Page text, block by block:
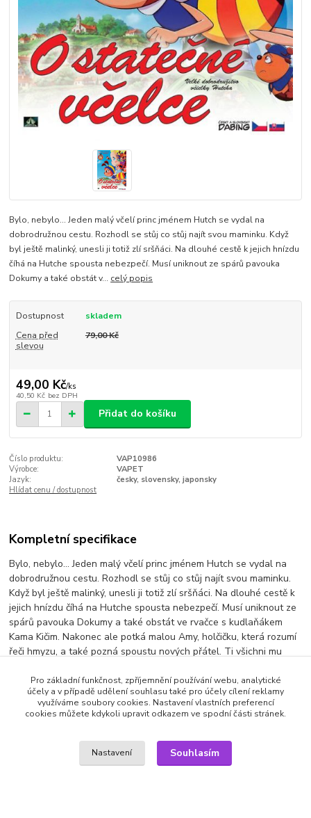
Bylo, nebylo... Jeden malý včelí princ jménem Hutch se vydal na
dobrodružnou cestu. Rozhodl se stůj co stůj najít svou maminku. Když
byl ještě malinký, unesli ji totiž zlí sršňáci. Na dlouhé cestě k jejich hnízdu
číhá na Hutche spousta nebezpečí. Musí uniknout ze spárů pavouka
Dokumy a také obstát v... celý popis
Dostupnost
skladem
Cena před
slevou
79,00 Kč
49,00 Kč/ks
40,50 Kč bez DPH
Přidat do košíku
Číslo produktu:
VAP10986
Výrobce:
VAPET
Jazyk:
česky, slovensky, japonsky
Hlídat cenu / dostupnost
Kompletní specifikace
Bylo, nebylo... Jeden malý včelí princ jménem Hutch se vydal na
dobrodružnou cestu. Rozhodl se stůj co stůj najít svou maminku.
Když byl ještě malinký, unesli ji totiž zlí sršňáci. Na dlouhé cestě k
jejich hnízdu číhá na Hutche spousta nebezpečí. Musí uniknout ze
spárů pavouka Dokumy a také obstát ve rvačce s kudlaňákem
Kama Kičim. Nakonec ale potká malou Amy, holčičku, která rozumí
řeči hmyzu, a také pozná spoustu nových přátel. Ti všichni mu
Production/The Great Adventure of Hutch2010
Výrobce: VAPET | Jazyk: česky, slovensky, japonsky
Zboží zařazeno v kategoriích
Pro základní funkčnost, zpříjemnění používání webu, analytické
účely a v případě udělení souhlasu také pro účely cílení reklamy
využíváme soubory cookies. Nastavení vlastních preferencí
cookies můžete kdykoli upravit odkazem ve spodní části stránek.
Nastavení Souhlasím